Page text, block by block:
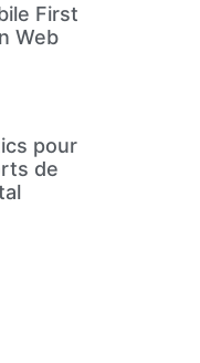
First
Web
pour
de